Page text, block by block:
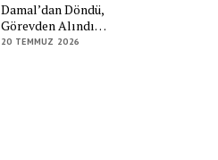
Damal’dan Döndü,
Görevden Alındı…
20 TEMMUZ 2026